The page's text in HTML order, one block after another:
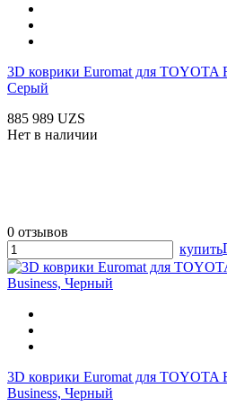
3D коврики Euromat для
Серый
885 989 UZS
Нет в наличии
0 отзывов
купить
3D коврики Euromat для
Business, Черный